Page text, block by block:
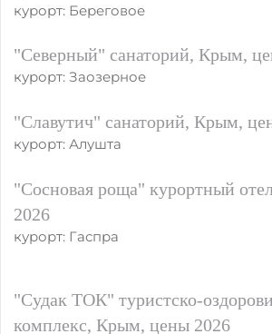
курорт: Береговое
"Северный" санаторий, Крым,
курорт: Заозерное
"Славутич" санаторий, Крым,
курорт: Алушта
"Сосновая роща" курортный
2026
курорт: Гаспра
"Судак ТОК" туристско-
комплекс, Крым, цены 2026